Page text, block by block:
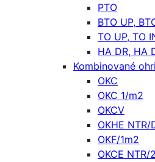
PTO
BTO UP,
TO UP, TO
HA DR, HA
Kombinované
OKC
OKC 1/m2
OKCV
OKHE NTR/
OKF/1m2
OKCE NTR/